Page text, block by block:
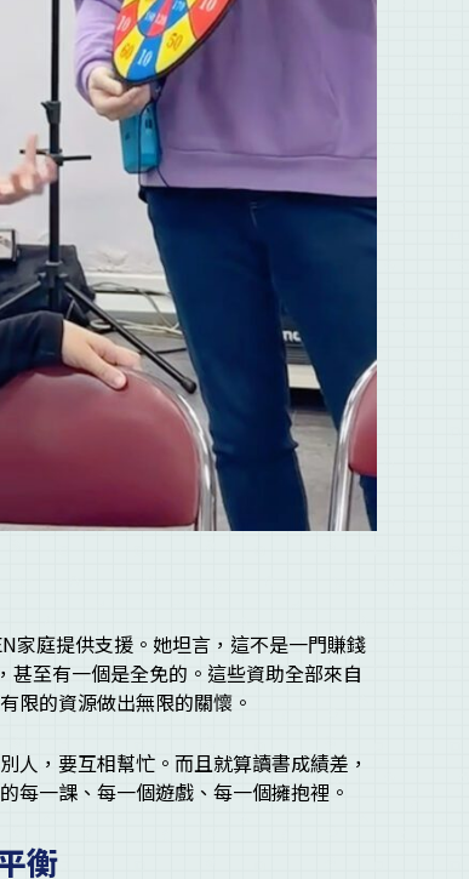
家庭提供支援。她坦言，這不是一門賺錢
至有一個是全免的。這些資助全部來自
限的資源做出無限的關懷。
人，要互相幫忙。而且就算讀書成績差，
每一課、每一個遊戲、每一個擁抱裡。
衡